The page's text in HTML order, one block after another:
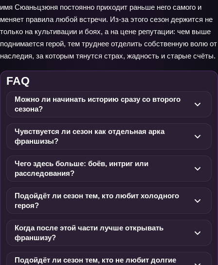
имя Сюаньцзюня постоянно приходит раньше него самого и
меняет правила любой встречи. Из‑за этого сезон держится не
только на культивации и боях, а на цене репутации: чем выше
поднимается герой, тем труднее отделить собственную волю от
наследия, за которым тянутся страх, жадность и старые счёты.
FAQ
Можно ли начинать историю сразу со второго
сезона?
Чувствуется ли сезон как отдельная арка
франшизы?
Чего здесь больше: боёв, интриг или
расследования?
Подойдёт ли сезон тем, кто любит холодного
героя?
Когда после этой части лучше открывать
франшизу?
Подойдёт ли сезон тем, кто не любит долгие